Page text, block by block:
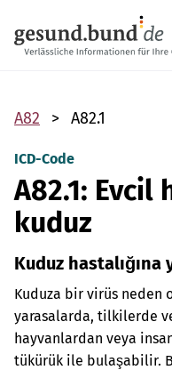
A82 A82.1
ICD-Code
A82.1: Evcil
kuduz
Kuduz hastalığına
Kuduza bir virüs neden
yarasalarda, tilkilerde
hayvanlardan veya
tükürük ile bulaşabilir.